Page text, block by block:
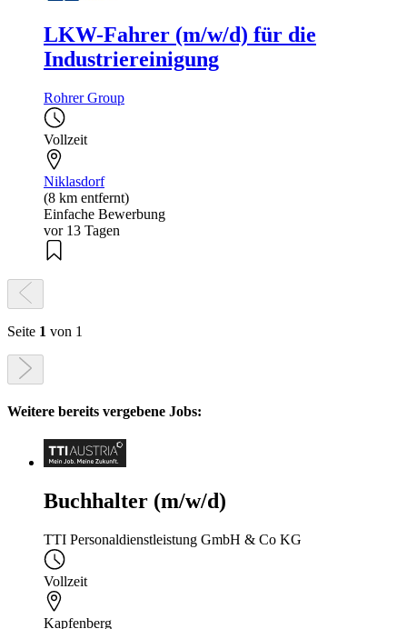
LKW-Fahrer (m/w/d) für die
Industriereinigung
Rohrer Group
Vollzeit
Niklasdorf
(8 km entfernt)
Einfache Bewerbung
vor 13 Tagen
Seite 1 von 1
Weitere bereits vergebene Jobs:
Buchhalter (m/w/d)
TTI Personaldienstleistung GmbH & Co KG
Vollzeit
Kapfenberg